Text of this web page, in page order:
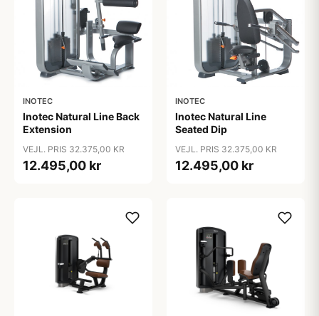
INOTEC
Inotec Natural Line Back
Extension
VEJL. PRIS 32.375,00 KR
12.495,00 kr
INOTEC
Inotec Natural Line
Seated Dip
VEJL. PRIS 32.375,00 KR
12.495,00 kr